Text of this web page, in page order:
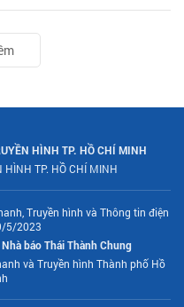
HÌNH TP. HỒ CHÍ MINH
TP. HỒ CHÍ MINH
Truyền hình và Thông tin điện
5/2023
Nhà báo Thái Thành Chung
và Truyền hình Thành phố Hồ